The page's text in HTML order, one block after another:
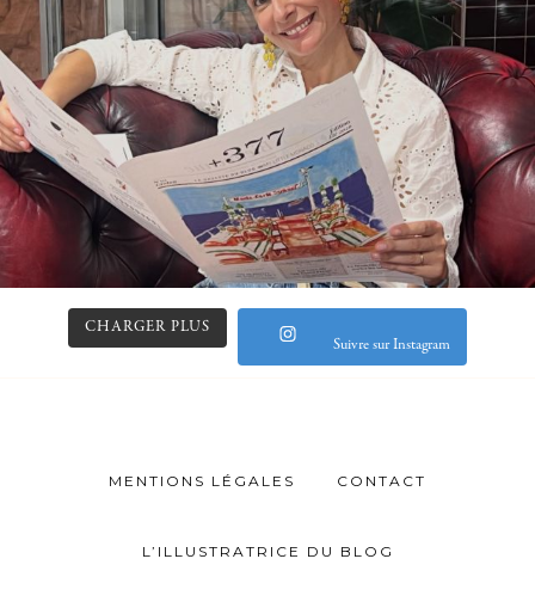
CHARGER PLUS
Suivre sur Instagram
MENTIONS LÉGALES CONTACT
L’ILLUSTRATRICE DU BLOG